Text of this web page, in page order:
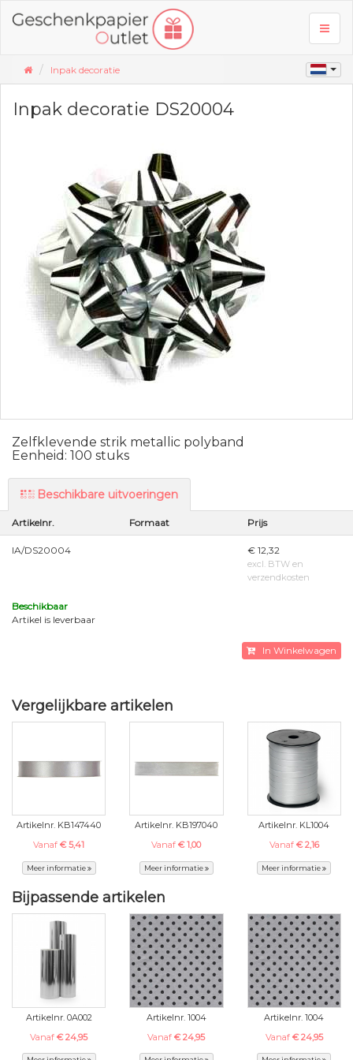
Inpak decoratie
Inpak decoratie DS20004
Zelfklevende strik metallic polyband
Eenheid: 100 stuks
Beschikbare uitvoeringen
Artikelnr. Formaat Prijs
IA/DS20004 € 12,32
excl. BTW en
verzendkosten
Beschikbaar
Artikel is leverbaar
In Winkelwagen
Vergelijkbare artikelen
Artikelnr. KB147440
Vanaf€ 5,41
Meer informatie
Artikelnr. KB197040
Vanaf€ 1,00
Meer informatie
Artikelnr. KL1004
Vanaf € 2,16
Meer informatie
Bijpassende artikelen
Artikelnr. 0A002
Vanaf€ 24,95
Artikelnr. 1004
Vanaf€ 24,95
Artikelnr. 1004
Vanaf € 24,95